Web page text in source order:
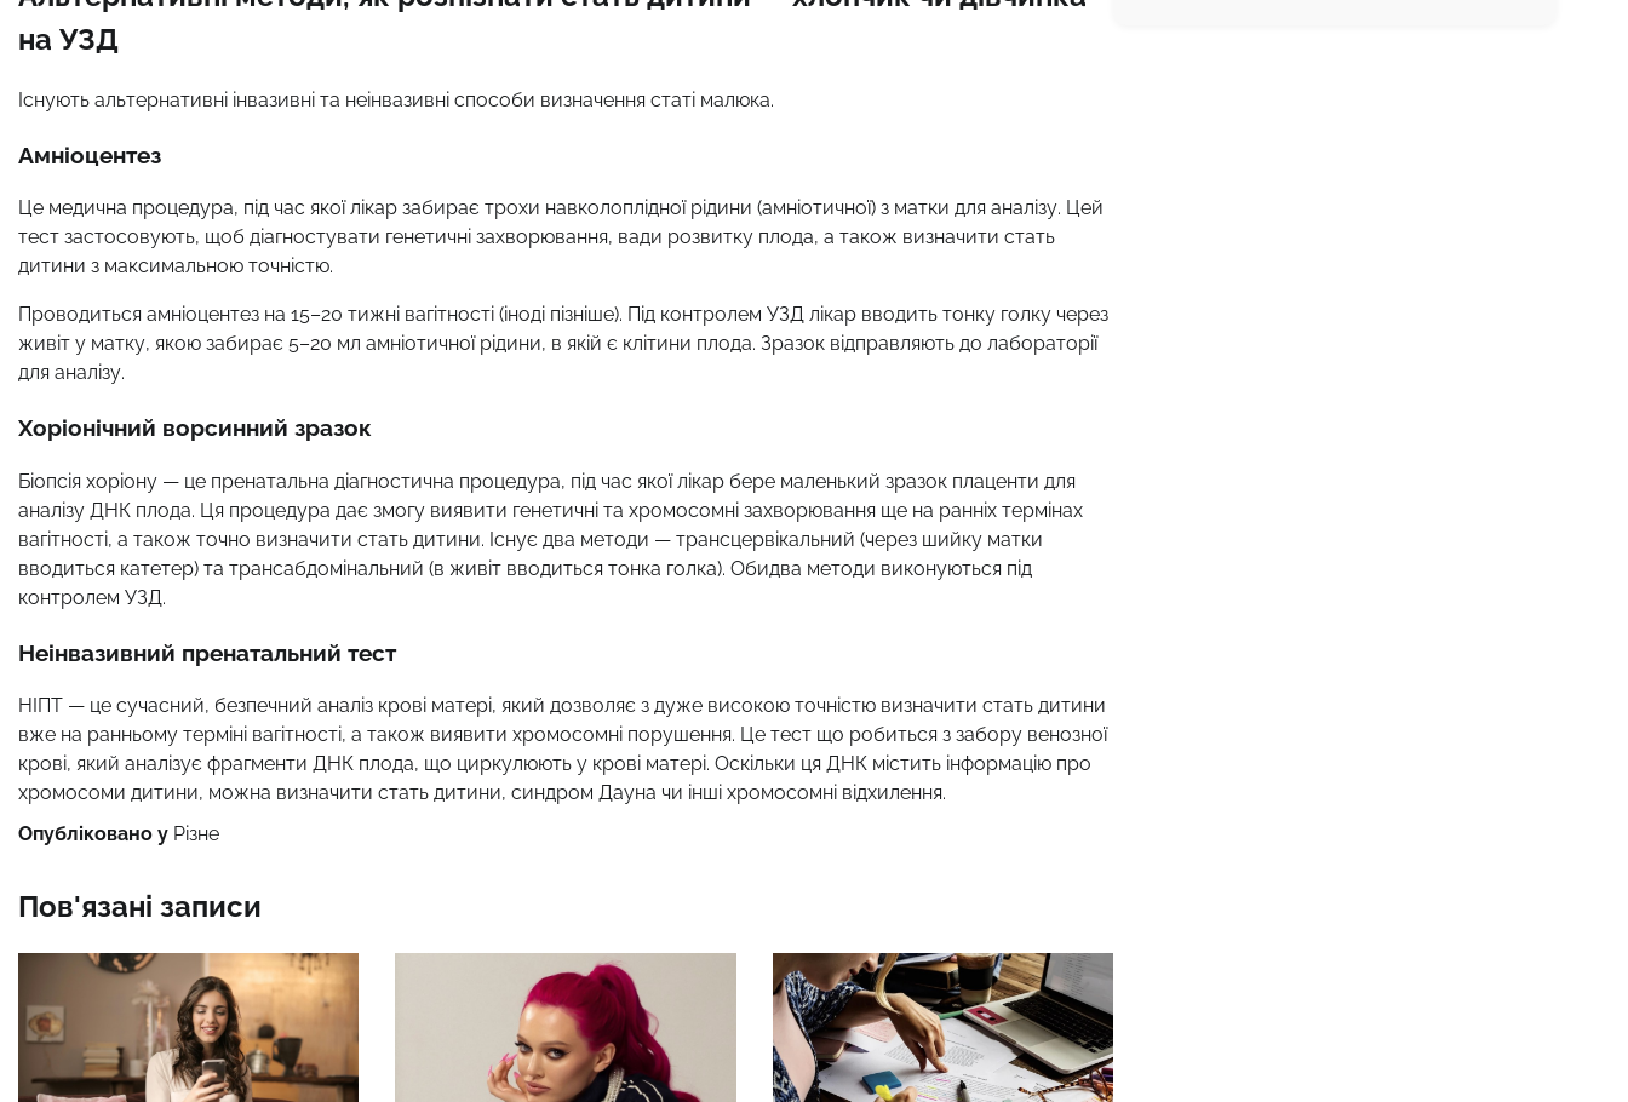
на УЗД
Існують альтернативні інвазивні та неінвазивні способи визначення статі малюка.
Амніоцентез
Це медична процедура, під час якої лікар забирає трохи навколоплідної рідини (амніотичної) з матки для аналізу. Цей
тест застосовують, щоб діагностувати генетичні захворювання, вади розвитку плода, а також визначити стать
дитини з максимальною точністю.
Проводиться амніоцентез на 15–20 тижні вагітності (іноді пізніше). Під контролем УЗД лікар вводить тонку голку через
живіт у матку, якою забирає 5–20 мл амніотичної рідини, в якій є клітини плода. Зразок відправляють до лабораторії
для аналізу.
Хоріонічний ворсинний зразок
Біопсія хоріону — це пренатальна діагностична процедура, під час якої лікар бере маленький зразок плаценти для
аналізу ДНК плода. Ця процедура дає змогу виявити генетичні та хромосомні захворювання ще на ранніх термінах
вагітності, а також точно визначити стать дитини. Існує два методи — трансцервікальний (через шийку матки
вводиться катетер) та трансабдомінальний (в живіт вводиться тонка голка). Обидва методи виконуються під
контролем УЗД.
Неінвазивний пренатальний тест
НІПТ — це сучасний, безпечний аналіз крові матері, який дозволяє з дуже високою точністю визначити стать дитини
вже на ранньому терміні вагітності, а також виявити хромосомні порушення. Це тест що робиться з забору венозної
крові, який аналізує фрагменти ДНК плода, що циркулюють у крові матері. Оскільки ця ДНК містить інформацію про
хромосоми дитини, можна визначити стать дитини, синдром Дауна чи інші хромосомні відхилення.
Опубліковано у Різне
Пов'язані записи